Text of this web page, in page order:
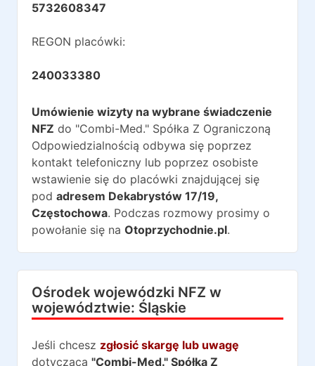
5732608347
REGON placówki:
240033380
Umówienie wizyty na wybrane świadczenie
NFZ do "Combi-Med." Spółka Z Ograniczoną
Odpowiedzialnością odbywa się poprzez
kontakt telefoniczny lub poprzez osobiste
wstawienie się do placówki znajdującej się
pod adresem Dekabrystów 17/19,
Częstochowa. Podczas rozmowy prosimy o
powołanie się na Otoprzychodnie.pl.
Ośrodek wojewódzki NFZ w
województwie: Śląskie
Jeśli chcesz zgłosić skargę lub uwagę
dotyczącą "Combi-Med." Spółka Z